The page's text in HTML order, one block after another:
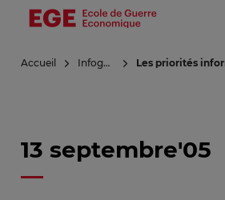
Aller
principal
Accueil Infoguerre Les priorités
13 septembre'05